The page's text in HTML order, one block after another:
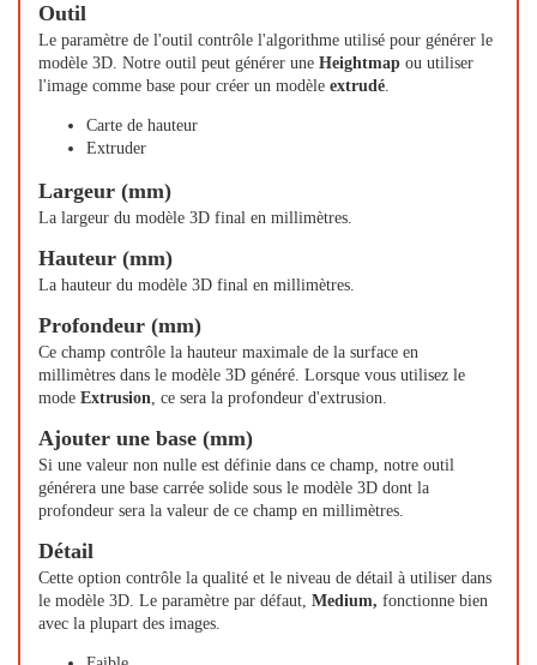
Outil
Le paramètre de l'outil contrôle l'algorithme utilisé pour générer le
modèle 3D. Notre outil peut générer une Heightmap ou utiliser
l'image comme base pour créer un modèle extrudé.
Carte de hauteur
Extruder
Largeur (mm)
La largeur du modèle 3D final en millimètres.
Hauteur (mm)
La hauteur du modèle 3D final en millimètres.
Profondeur (mm)
Ce champ contrôle la hauteur maximale de la surface en
millimètres dans le modèle 3D généré. Lorsque vous utilisez le
mode Extrusion, ce sera la profondeur d'extrusion.
Ajouter une base (mm)
Si une valeur non nulle est définie dans ce champ, notre outil
générera une base carrée solide sous le modèle 3D dont la
profondeur sera la valeur de ce champ en millimètres.
Détail
Cette option contrôle la qualité et le niveau de détail à utiliser dans
le modèle 3D. Le paramètre par défaut, Medium, fonctionne bien
avec la plupart des images.